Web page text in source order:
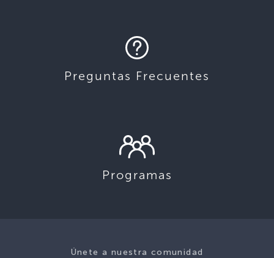
Preguntas Frecuentes
Programas
Únete a nuestra comunidad